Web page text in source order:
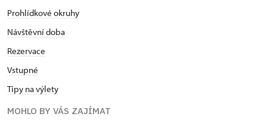
Prohlídkové okruhy
Návštěvní doba
Rezervace
Vstupné
Tipy na výlety
MOHLO BY VÁS ZAJÍMAT